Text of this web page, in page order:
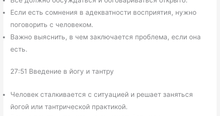
Если есть сомнения в адекватности восприятия, нужно
поговорить с человеком.
Важно выяснить, в чем заключается проблема, если она
есть.
27:51 Введение в йогу и тантру
Человек сталкивается с ситуацией и решает заняться
йогой или тантрической практикой.